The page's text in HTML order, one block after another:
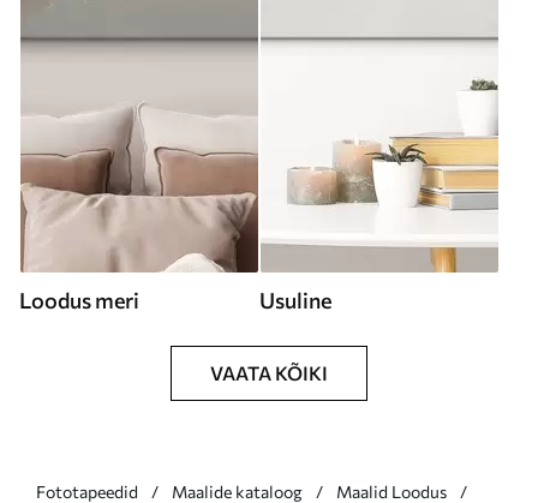
Loodus meri Usuline
VAATA KÕIKI
Fototapeedid Maalide kataloog
Maalid Loodus